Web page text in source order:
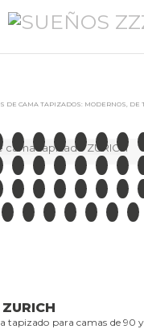
DE CAMA TAPIZADOS: MODERNOS, DE
tapizado para camas de 90 y